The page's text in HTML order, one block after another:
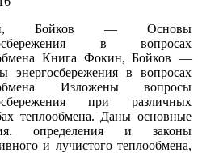
Бойков — Основы
в вопросах
Книга Фокин, Бойков —
энергосбережения в вопросах
Изложены вопросы
при различных
теплообмена. Даны основные
определения и законы
и лучистого теплообмена,